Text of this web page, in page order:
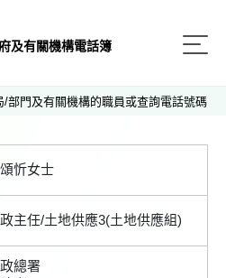
及有關機構電話簿
部門及有關機構的職員或查詢電話號碼
忻女士
主任/土地供應3(土地供應組)
總署